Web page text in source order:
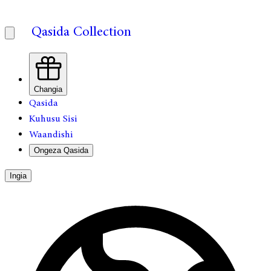
Qasida Collection
Changia
Qasida
Kuhusu Sisi
Waandishi
Ongeza Qasida
Ingia